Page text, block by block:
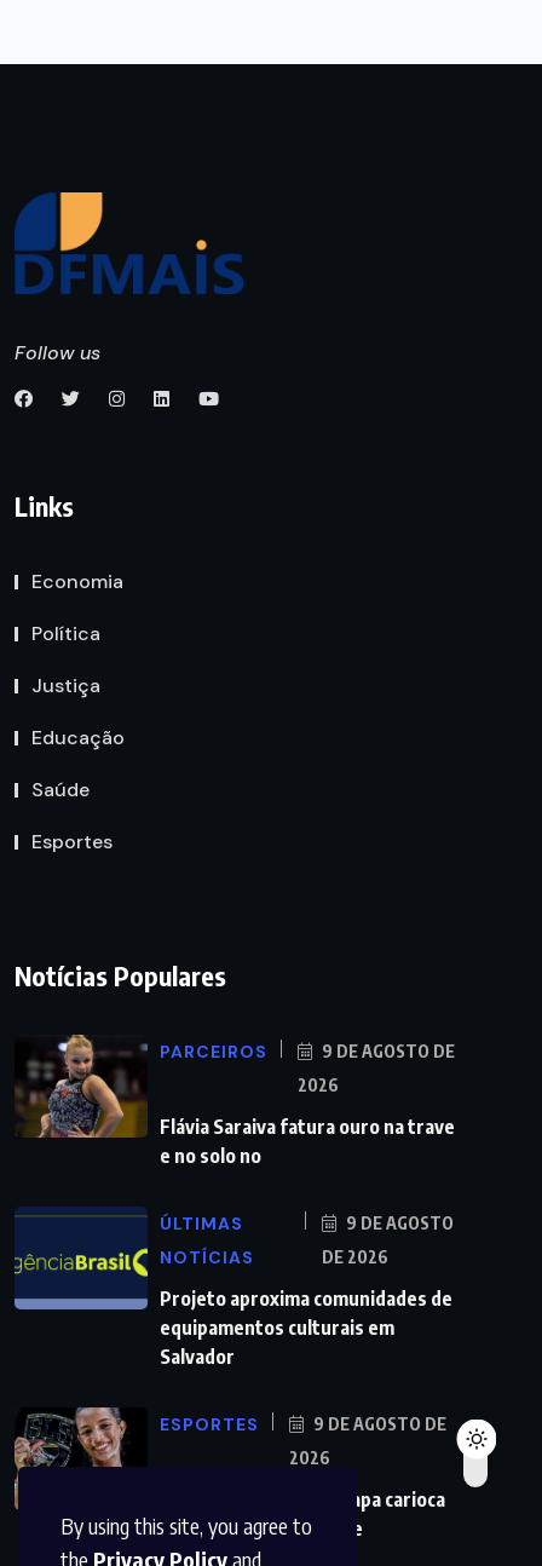
By using this site, you agree to
the Privacy Policyand
Follow us
Links
Economia
Política
Justiça
Educação
Saúde
Esportes
Notícias Populares
PARCEIROS
9 DE AGOSTO DE
2026
Flávia Saraiva fatura ouro na trave
e no solo no
ÚLTIMAS
NOTÍCIAS
9 DE AGOSTO
DE 2026
Projeto aproxima comunidades de
equipamentos culturais em
Salvador
ESPORTES
9 DE AGOSTO DE
2026
Rayssa é campeã da etapa carioca
da Liga Internacional de